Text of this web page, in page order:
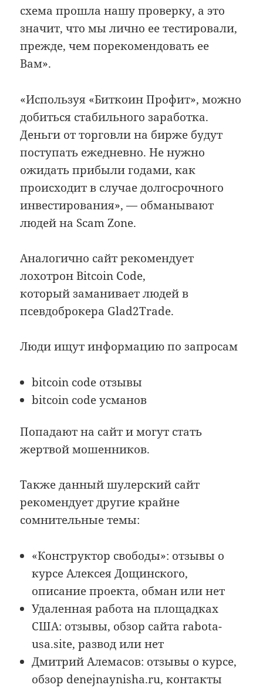
схема прошла нашу проверку, а это
значит, что мы лично ее тестировали,
прежде, чем порекомендовать ее
Вам».
«Используя «Биткоин Профит», можно
добиться стабильного заработка.
Деньги от торговли на бирже будут
поступать ежедневно. Не нужно
ожидать прибыли годами, как
происходит в случае долгосрочного
инвестирования», — обманывают
людей на Scam Zone.
Аналогично сайт рекомендует
лохотрон Bitcoin Code,
который заманивает людей в
псевдоброкера Glad2Trade.
Люди ищут информацию по запросам
bitcoin code отзывы
bitcoin code усманов
Попадают на сайт и могут стать
жертвой мошенников.
Также данный шулерский сайт
рекомендует другие крайне
сомнительные темы:
«Конструктор свободы»: отзывы о
курсе Алексея Дощинского,
описание проекта, обман или нет
Удаленная работа на площадках
США: отзывы, обзор сайта rabota-
usa.site, развод или нет
Дмитрий Алемасов: отзывы о курсе,
обзор denejnaynisha.ru, контакты